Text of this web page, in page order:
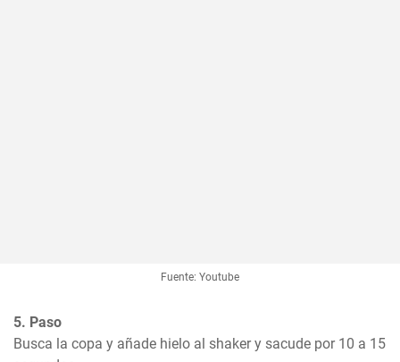
Fuente: Youtube
5. Paso
Busca la copa y añade hielo al shaker y sacude por 10 a 15